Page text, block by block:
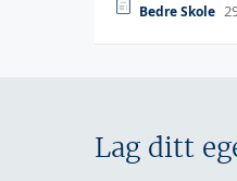
Bedre Skole
Lag ditt